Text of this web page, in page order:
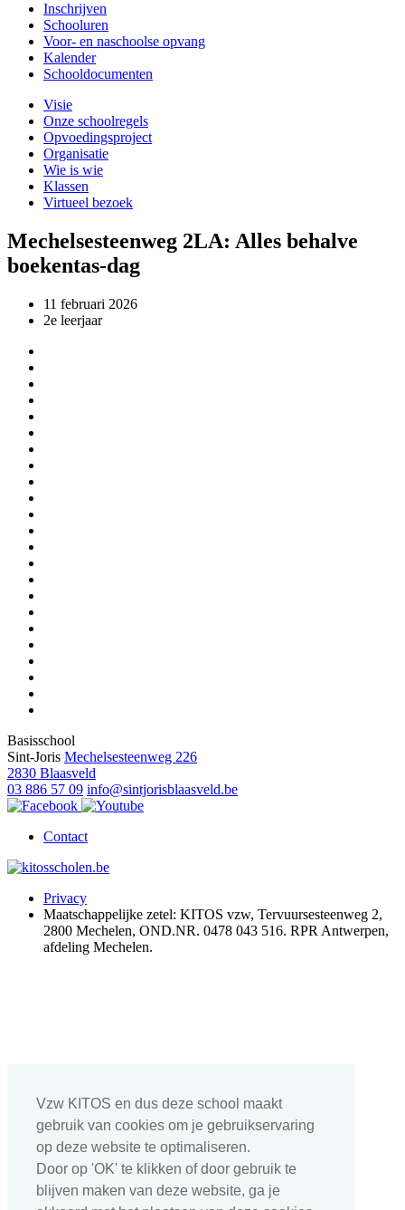
Vzw KITOS en dus deze school maakt
gebruik van cookies om je gebruikservaring
op deze website te optimaliseren.
Door op 'OK' te klikken of door gebruik te
blijven maken van deze website, ga je
Inschrijven
Schooluren
Voor- en naschoolse opvang
Kalender
Schooldocumenten
Visie
Onze schoolregels
Opvoedingsproject
Organisatie
Wie is wie
Klassen
Virtueel bezoek
Mechelsesteenweg 2LA: Alles behalve
boekentas-dag
11 februari 2026
2e leerjaar
Basisschool
Sint-Joris Mechelsesteenweg 226
2830 Blaasveld
03 886 57 09 info@sintjorisblaasveld.be
Contact
Privacy
Maatschappelijke zetel: KITOS vzw, Tervuursesteenweg 2,
2800 Mechelen, OND.NR. 0478 043 516. RPR Antwerpen,
afdeling Mechelen.